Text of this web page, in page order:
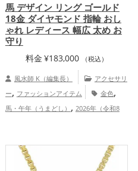
馬 デザイン リング ゴールド
18金 ダイヤモンド 指輪 おし
ゃれ レディース 幅広 太め お
守り
料金 ¥183,000 （税込）
風水師 K（編集長）
アクセサリ
ー, ファッションアイテム 金色,
馬・午年（うまどし） , 2026年（令和8